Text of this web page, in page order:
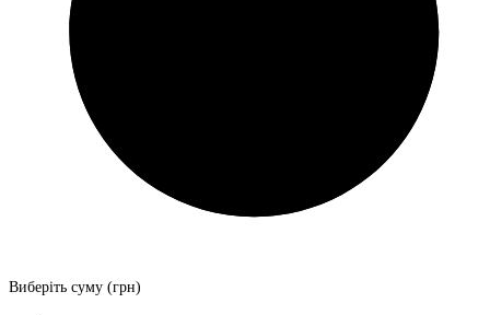
Виберіть суму (грн)